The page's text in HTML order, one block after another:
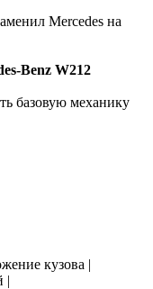
Mercedes на
Benz W212
базовую механику
кузова |
|